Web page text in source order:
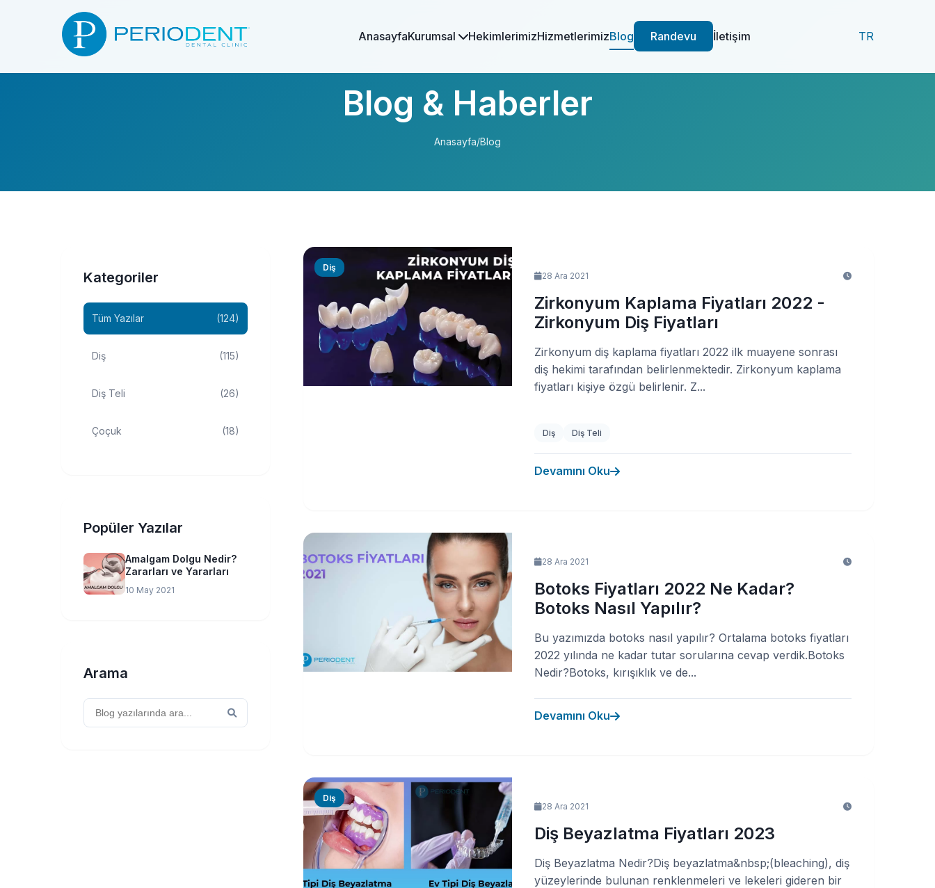
AnasayfaKurumsal HekimlerimizHizmetlerimizBlog Randevu İletişim TR
Blog & Haberler
Anasayfa/Blog
Kategoriler
Tüm Yazılar (124)
Diş (115)
Diş Teli (26)
Çoçuk (18)
Popüler Yazılar
Amalgam Dolgu Nedir?
Zararları ve Yararları
10 May 2021
Arama
Diş
28 Ara 2021
Zirkonyum Kaplama Fiyatları 2022 -
Zirkonyum Diş Fiyatları
Zirkonyum diş kaplama fiyatları 2022 ilk muayene sonrası
diş hekimi tarafından belirlenmektedir. Zirkonyum kaplama
fiyatları kişiye özgü belirlenir. Z...
Diş Diş Teli
Devamını Oku
28 Ara 2021
Botoks Fiyatları 2022 Ne Kadar?
Botoks Nasıl Yapılır?
Bu yazımızda botoks nasıl yapılır? Ortalama botoks fiyatları
2022 yılında ne kadar tutar sorularına cevap verdik.Botoks
Nedir?Botoks, kırışıklık ve de...
Devamını Oku
Diş
28 Ara 2021
Diş Beyazlatma Fiyatları 2023
Diş Beyazlatma Nedir?Diş beyazlatma&nbsp;(bleaching), diş
yüzeylerinde bulunan renklenmeleri ve lekeleri gideren bir